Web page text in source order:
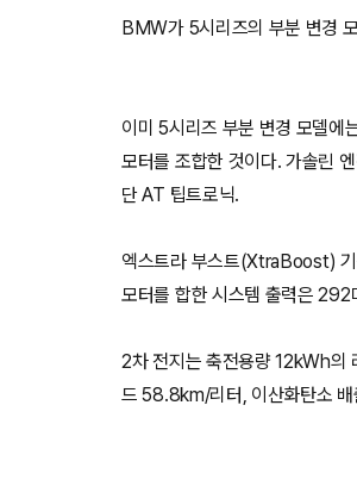
BMW가 5시리즈의 부분 변경
이미 5시리즈 부분 변경 모델에
모터를 조합한 것이다. 가솔린
단 AT 팁트로닉.
엑스트라 부스트(XtraBoost) 기
모터를 합한 시스템 출력은
2차 전지는 축전용량 12kWh의
드 58.8km/리터, 이산화탄소